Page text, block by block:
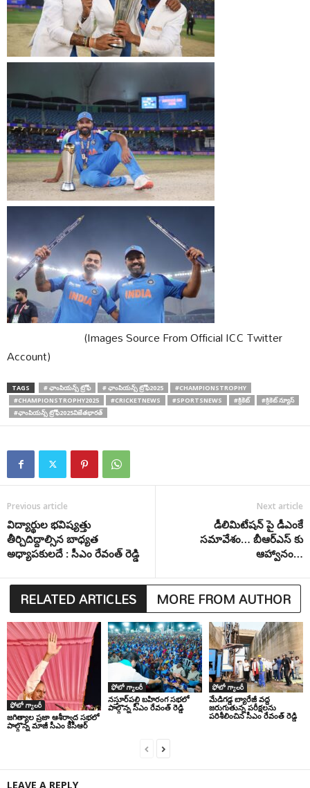
(Images Source From Official ICC Twitter
Account)
TAGS # ఛాంపియన్స్ ట్రోఫీ # ఛాంపియన్స్ ట్రోఫీ2025
#CHAMPIONSTROPHY
#CHAMPIONSTROPHY2025
#CRICKETNEWS #SPORTSNEWS #క్రికెట్
#క్రికెట్ న్యూస్
#ఛాంపియన్స్ ట్రోఫీ2025విజేతభారత్
Previous article
విద్యార్థుల భవిష్యత్తు
తీర్చిదిద్దాల్సిన బాధ్యత
అధ్యాపకులదే : సీఎం రేవంత్ రెడ్డి
Next article
డీలిమిటేషన్ పై డీఎంకే
సమావేశం… బీఆర్ఎస్ కు
ఆహ్వానం…
RELATED ARTICLES MORE FROM AUTHOR
ఫోటో గ్యాలరీ
జగిత్యాల ప్రజా ఆశీర్వాద సభలో
పాల్గొన్న మాజీ సీఎం కేసీఆర్
ఫోటో గ్యాలరీ
నస్తూర్‌పల్లి బహిరంగ సభలో
పాల్గొన్న సీఎం రేవంత్ రెడ్డి
ఫోటో గ్యాలరీ
మేడిగడ్డ బ్యారేజీ వద్ద
జరుగుతున్న పరీక్షలను
పరిశీలించిన సీఎం రేవంత్ రెడ్డి
LEAVE A REPLY